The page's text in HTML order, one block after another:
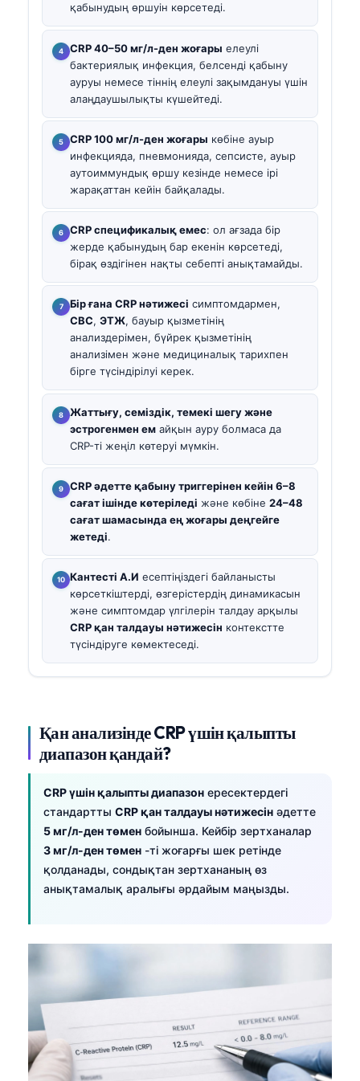
қабынудың өршуін көрсетеді.
CRP 40–50 мг/л-ден жоғары елеулі
бактериялық инфекция, белсенді қабыну
ауруы немесе тіннің елеулі зақымдануы үшін
алаңдаушылықты күшейтеді.
CRP 100 мг/л-ден жоғары көбіне ауыр
инфекцияда, пневмонияда, сепсисте, ауыр
аутоиммундық өршу кезінде немесе ірі
жарақаттан кейін байқалады.
CRP спецификалық емес: ол ағзада бір
жерде қабынудың бар екенін көрсетеді,
бірақ өздігінен нақты себепті анықтамайды.
Бір ғана CRP нәтижесі симптомдармен,
CBC, ЭТЖ, бауыр қызметінің
анализдерімен, бүйрек қызметінің
анализімен және медициналық тарихпен
бірге түсіндірілуі керек.
Жаттығу, семіздік, темекі шегу және
эстрогенмен ем айқын ауру болмаса да
CRP-ті жеңіл көтеруі мүмкін.
CRP әдетте қабыну триггерінен кейін 6–8
сағат ішінде көтеріледі және көбіне 24–48
сағат шамасында ең жоғары деңгейге
жетеді.
Кантесті А.И есептіңіздегі байланысты
көрсеткіштерді, өзгерістердің динамикасын
және симптомдар үлгілерін талдау арқылы
CRP қан талдауы нәтижесін контекстте
түсіндіруге көмектеседі.
Қан анализінде CRP үшін қалыпты
диапазон қандай?
CRP үшін қалыпты диапазон ересектердегі
стандартты CRP қан талдауы нәтижесін әдетте
5 мг/л-ден төмен бойынша. Кейбір зертханалар
3 мг/л-ден төмен -ті жоғарғы шек ретінде
қолданады, сондықтан зертхананың өз
анықтамалық аралығы әрдайым маңызды.